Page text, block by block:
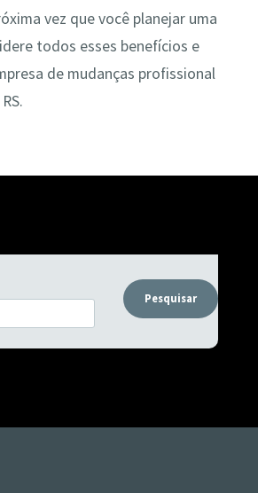
vez que você planejar uma
todos esses benefícios e
de mudanças profissional
Pesquisar